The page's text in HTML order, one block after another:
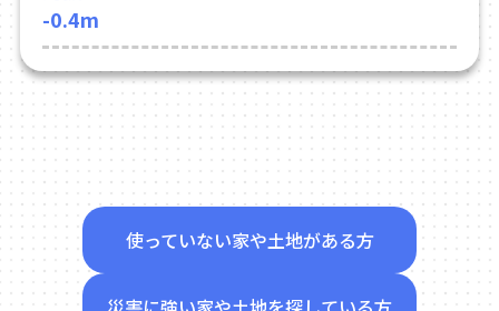
-0.4m
使っていない家や土地がある方